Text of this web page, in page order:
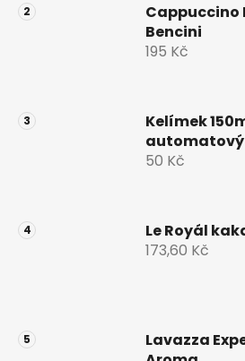
Cappuccino
Bencini
195 Kč
Kelímek
automatový
50 Kč
Le Royál
173,60 Kč
Lavazza